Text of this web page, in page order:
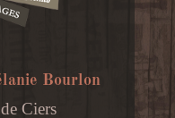
Bourlon
Ciers